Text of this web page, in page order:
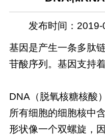
发布时间：2019-
基因是产生一条多肽
苷酸序列。基因支持
DNA（脱氧核糖核酸
所有细胞的细胞核中
形状像一个双螺旋，